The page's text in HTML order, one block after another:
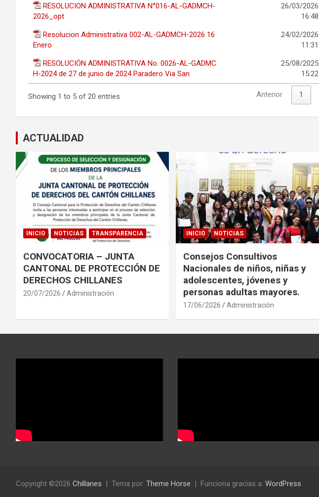
RESOLUCION ADMINISTRATIVA N°016-AL-GADMCH-
2026_opt
26/03/2026
16:48
Resolucion Administrativa 002-AL-GADMCH-2026 16
Enero
24/02/2026
11:31
RESOLUCIÓN ADMINISTRATIVA No. 0026-AL-GADMC
H-2024 de 27 de junio de 2024 Paradero Via San
25/08/2025
15:22
Showing 1 to 5 of 20 entries Anterior 1
ACTUALIDAD
INICIO NOTICIAS TRANSPARENCIA
CONVOCATORIA – JUNTA
CANTONAL DE PROTECCIÓN DE
DERECHOS CHILLANES
20/07/2026 Administración
INICIO NOTICIAS
Consejos Consultivos
Nacionales de niños, niñas y
adolescentes, jóvenes y
personas adultas mayores.
17/06/2026 Administración
Copyright ©2026 Chillanes Tema por: Theme Horse Funciona gracias a: WordPress